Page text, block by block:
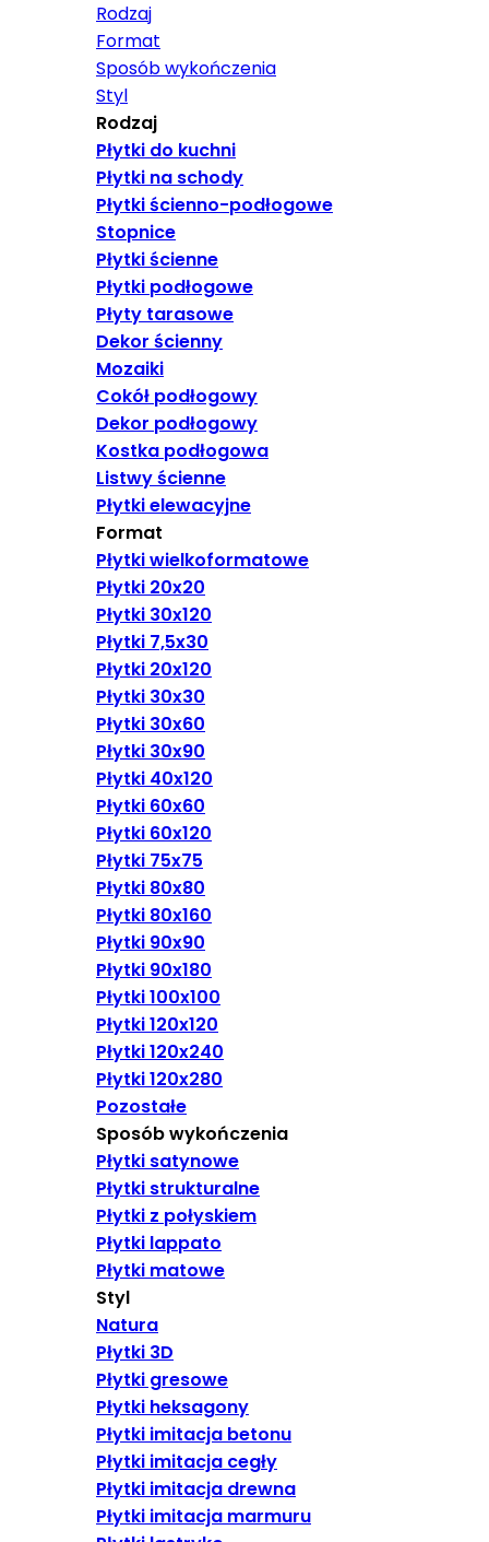
Rodzaj
Format
Sposób wykończenia
Styl
Rodzaj
Płytki do kuchni
Płytki na schody
Płytki ścienno-podłogowe
Stopnice
Płytki ścienne
Płytki podłogowe
Płyty tarasowe
Dekor ścienny
Mozaiki
Cokół podłogowy
Dekor podłogowy
Kostka podłogowa
Listwy ścienne
Płytki elewacyjne
Format
Płytki wielkoformatowe
Płytki 20x20
Płytki 30x120
Płytki 7,5x30
Płytki 20x120
Płytki 30x30
Płytki 30x60
Płytki 30x90
Płytki 40x120
Płytki 60x60
Płytki 60x120
Płytki 75x75
Płytki 80x80
Płytki 80x160
Płytki 90x90
Płytki 90x180
Płytki 100x100
Płytki 120x120
Płytki 120x240
Płytki 120x280
Pozostałe
Sposób wykończenia
Płytki satynowe
Płytki strukturalne
Płytki z połyskiem
Płytki lappato
Płytki matowe
Styl
Natura
Płytki 3D
Płytki gresowe
Płytki heksagony
Płytki imitacja betonu
Płytki imitacja cegły
Płytki imitacja drewna
Płytki imitacja marmuru